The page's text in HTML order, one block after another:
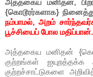
அத்தகைய மனிதன்,
{கொடூரர்களாக}
நம்பாமல், அறம்
பூச்சியைப் போல
அத்தகைய மனிதன்
குற்றங்கள்
குற்றச்சாட்டுகளை